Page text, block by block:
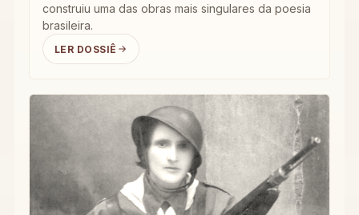
construiu uma das obras mais singulares da poesia
brasileira.
LER DOSSIÊ